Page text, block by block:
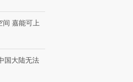
7万
视线｜被称为“蟑螂”的印
间 嘉能可上
国大陆无法